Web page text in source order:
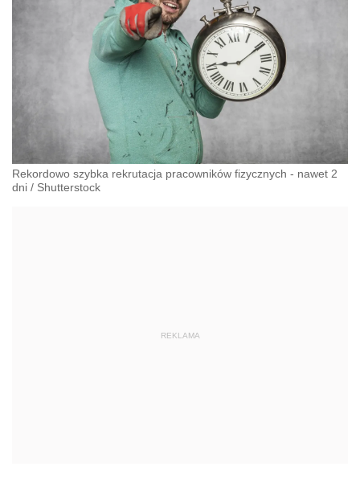
Rekordowo szybka rekrutacja pracowników fizycznych - nawet 2
dni / Shutterstock